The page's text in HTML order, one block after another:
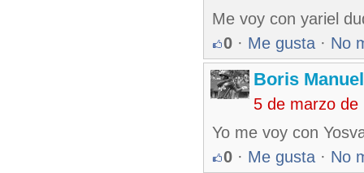
Me voy con yariel
0 · Me gusta · No
Boris
5 de marzo de
Yo me voy con
0 · Me gusta · No